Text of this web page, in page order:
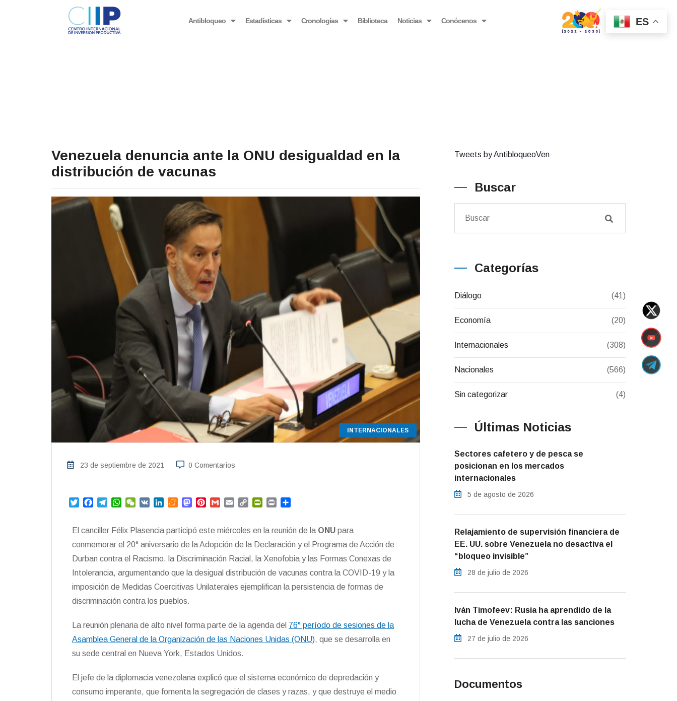
Antibloqueo Estadísticas Cronologías Biblioteca Noticias Conócenos
Venezuela denuncia ante la ONU desigualdad en la
distribución de vacunas
INTERNACIONALES
23 de septiembre de 2021 0 Comentarios
T
t
t
r
e
b
o
k
e
g
a
m
W
t
s
p
p
W
h
a
k
e
I
n
M
e
a
e
M
t
o
o
n
t
e
e
s
t
G
i
l
i
l
y
L
n
k
n
t
r
i
e
y
n
t
p
a
t
i
El canciller Félix Plasencia participó este miércoles en la reunión de la ONU para
conmemorar el 20° aniversario de la Adopción de la Declaración y el Programa de Acción de
Durban contra el Racismo, la Discriminación Racial, la Xenofobia y las Formas Conexas de
Intolerancia, argumentando que la desigual distribución de vacunas contra la COVID-19 y la
imposición de Medidas Coercitivas Unilaterales ejemplifican la persistencia de formas de
discriminación contra los pueblos.
La reunión plenaria de alto nivel forma parte de la agenda del 76° período de sesiones de la
Asamblea General de la Organización de las Naciones Unidas (ONU), que se desarrolla en
su sede central en Nueva York, Estados Unidos.
El jefe de la diplomacia venezolana explicó que el sistema económico de depredación y
consumo imperante, que fomenta la segregación de clases y razas, y que destruye el medio
Tweets by AntibloqueoVen
Buscar
Categorías
Diálogo (41)
Economía (20)
Internacionales (308)
Nacionales (566)
Sin categorizar (4)
Últimas Noticias
Sectores cafetero y de pesca se
posicionan en los mercados
internacionales
5 de agosto de 2026
Relajamiento de supervisión financiera de
EE. UU. sobre Venezuela no desactiva el
“bloqueo invisible”
28 de julio de 2026
Iván Timofeev: Rusia ha aprendido de la
lucha de Venezuela contra las sanciones
27 de julio de 2026
Documentos
ES